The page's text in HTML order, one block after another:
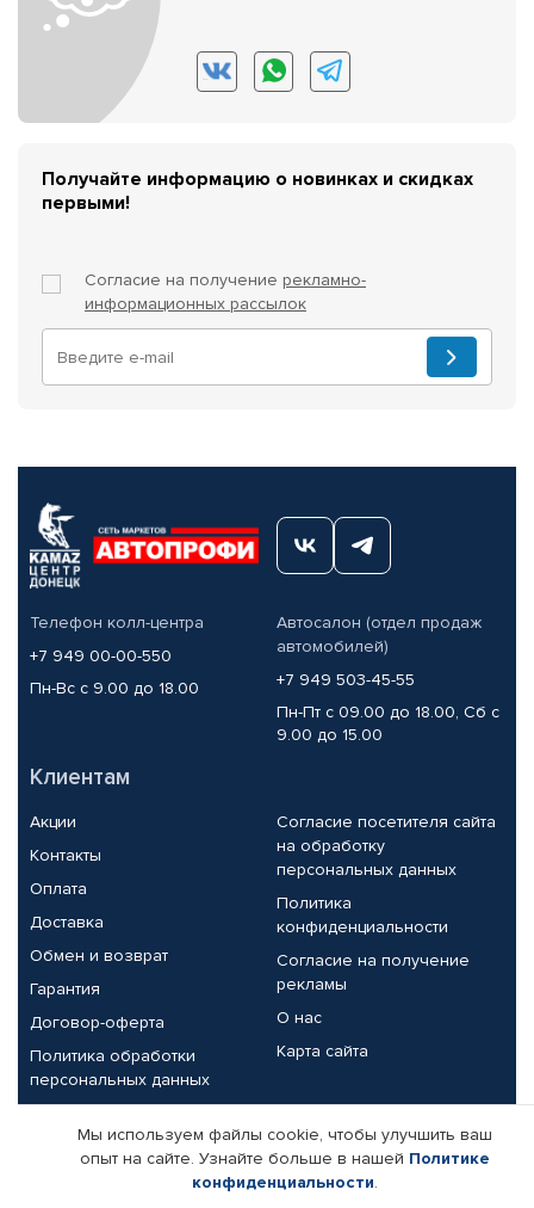
Получайте информацию о новинках и скидках
первыми!
Согласие на получение рекламно-
информационных рассылок
Телефон колл-центра
+7 949 00-00-550
Пн-Вс с 9.00 до 18.00
Автосалон (отдел продаж
автомобилей)
+7 949 503-45-55
Пн-Пт с 09.00 до 18.00, Сб с
9.00 до 15.00
Клиентам
Акции
Контакты
Оплата
Доставка
Обмен и возврат
Гарантия
Договор-оферта
Политика обработки
персональных данных
Согласие посетителя сайта
на обработку
персональных данных
Политика
конфиденциальности
Согласие на получение
рекламы
О нас
Карта сайта
Партнерам
Корпоративным клиентам
Реквизиты компании
Мы используем файлы cookie, чтобы улучшить ваш
опыт на сайте. Узнайте больше в нашей Политике
конфиденциальности.